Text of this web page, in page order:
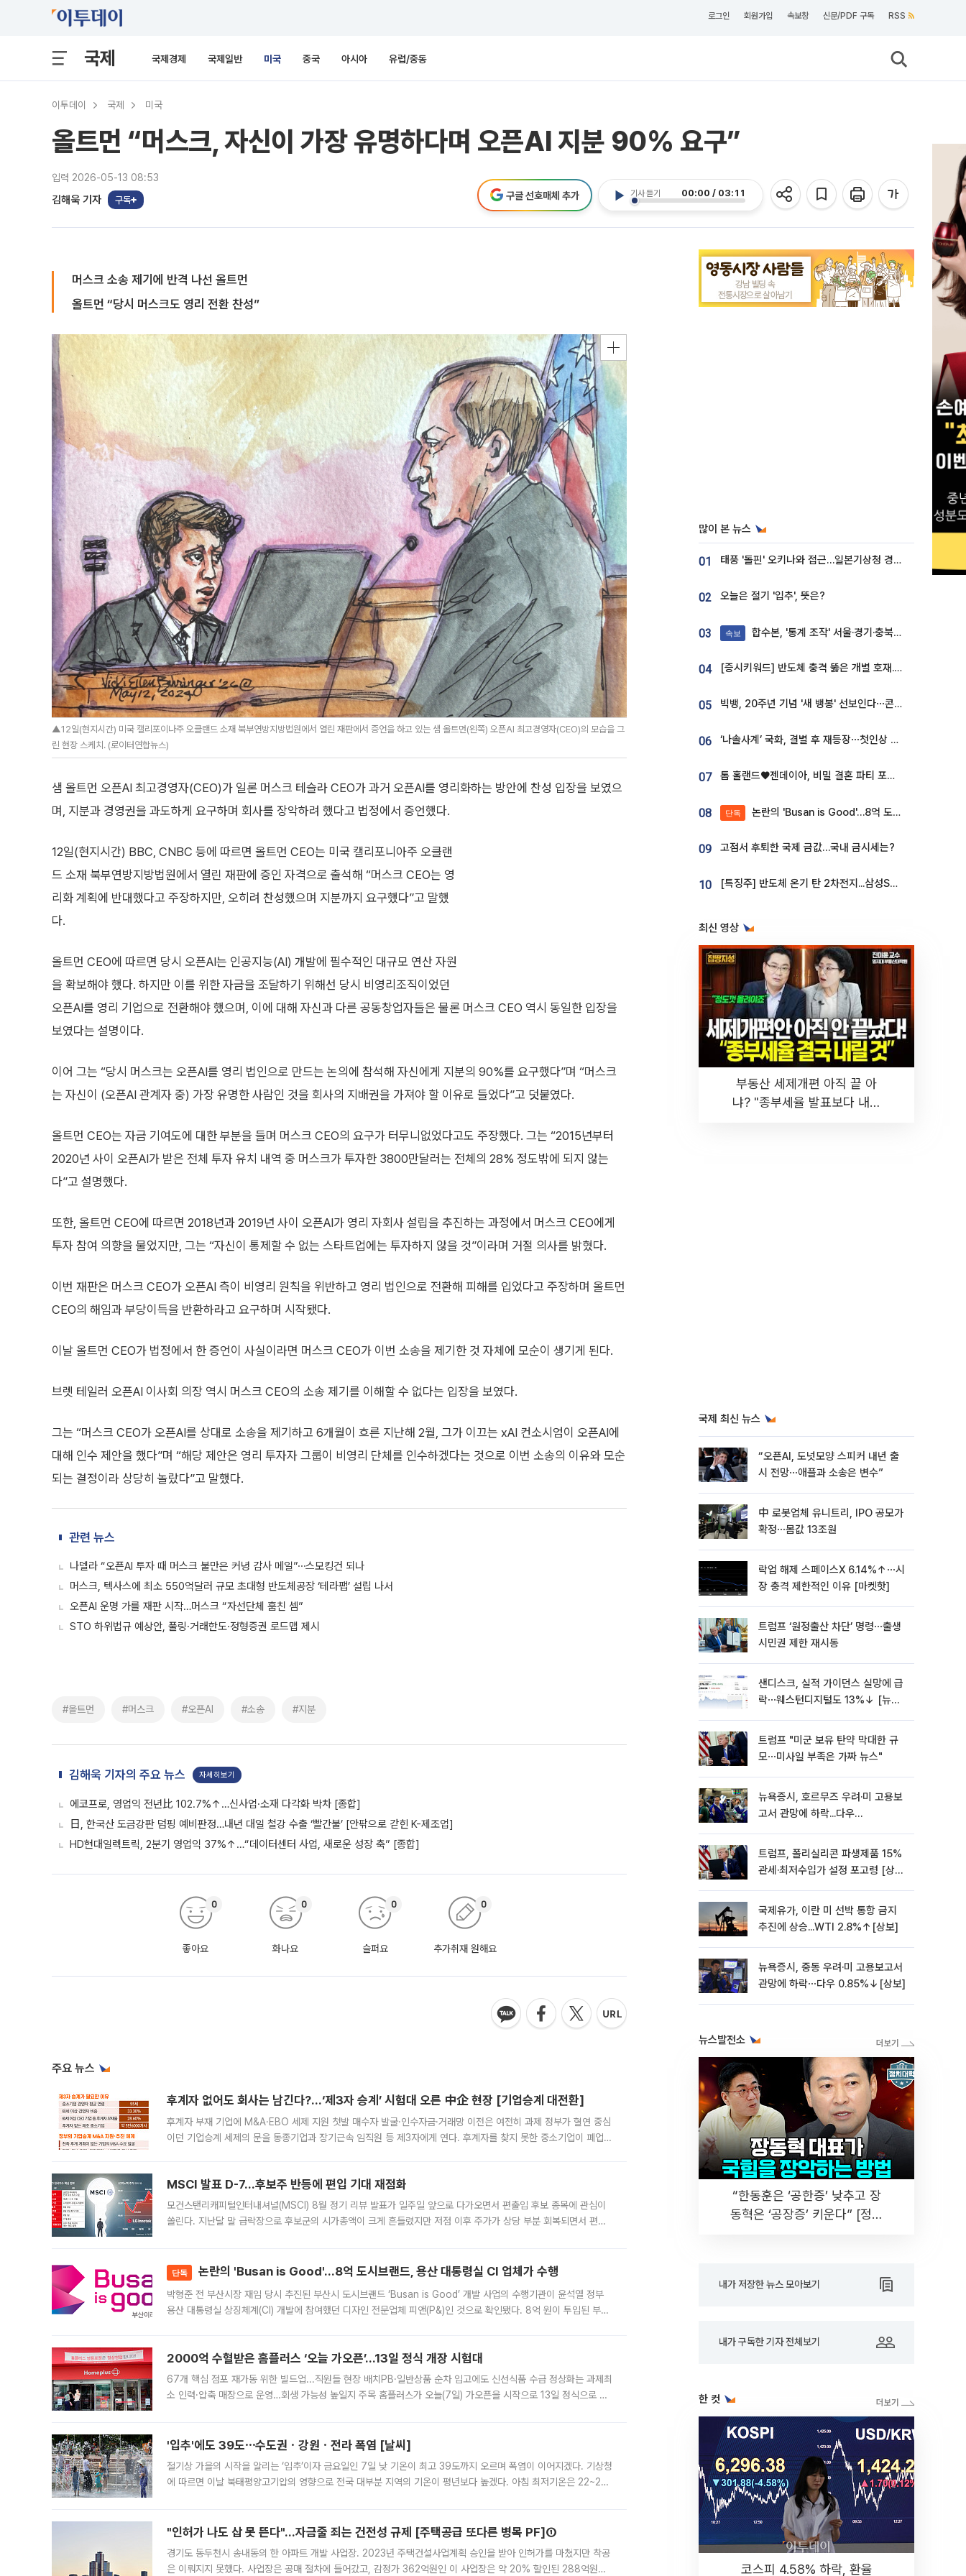
로그인 회원가입 속보창 신문/PDF 구독 RSS
국제 국제경제 국제일반 미국 중국 아시아 유럽/중동
이투데이 국제 미국
올트먼 “머스크, 자신이 가장 유명하다며 오픈AI 지분 90% 요구”
입력 2026-05-13 08:53
김해욱 기자 구독
기사 듣기 00:00 / 03:11
구글 선호매체 추가
머스크 소송 제기에 반격 나선 올트먼
올트먼 “당시 머스크도 영리 전환 찬성”
▲12일(현지시간) 미국 캘리포이나주 오클랜드 소재 북부연방지방법원에서 열린 재판에서 증언을 하고 있는 샘 올트먼(왼쪽) 오픈AI 최고경영자(CEO)의 모습을 그
린 현장 스케치. (로이터연합뉴스)
샘 올트먼 오픈AI 최고경영자(CEO)가 일론 머스크 테슬라 CEO가 과거 오픈AI를 영리화하는 방안에 찬성 입장을 보였으
며, 지분과 경영권을 과도하게 요구하며 회사를 장악하려 했다고 법정에서 증언했다.
12일(현지시간) BBC, CNBC 등에 따르면 올트먼 CEO는 미국 캘리포니아주 오클랜
드 소재 북부연방지방법원에서 열린 재판에 증인 자격으로 출석해 “머스크 CEO는 영
리화 계획에 반대했다고 주장하지만, 오히려 찬성했으며 지분까지 요구했다”고 말했
다.
올트먼 CEO에 따르면 당시 오픈AI는 인공지능(AI) 개발에 필수적인 대규모 연산 자원
을 확보해야 했다. 하지만 이를 위한 자금을 조달하기 위해선 당시 비영리조직이었던
오픈AI를 영리 기업으로 전환해야 했으며, 이에 대해 자신과 다른 공동창업자들은 물론 머스크 CEO 역시 동일한 입장을
보였다는 설명이다.
이어 그는 “당시 머스크는 오픈AI를 영리 법인으로 만드는 논의에 참석해 자신에게 지분의 90%를 요구했다”며 “머스크
는 자신이 (오픈AI 관계자 중) 가장 유명한 사람인 것을 회사의 지배권을 가져야 할 이유로 들었다”고 덧붙였다.
올트먼 CEO는 자금 기여도에 대한 부분을 들며 머스크 CEO의 요구가 터무니없었다고도 주장했다. 그는 “2015년부터
2020년 사이 오픈AI가 받은 전체 투자 유치 내역 중 머스크가 투자한 3800만달러는 전체의 28% 정도밖에 되지 않는
다”고 설명했다.
또한, 올트먼 CEO에 따르면 2018년과 2019년 사이 오픈AI가 영리 자회사 설립을 추진하는 과정에서 머스크 CEO에게
투자 참여 의향을 물었지만, 그는 “자신이 통제할 수 없는 스타트업에는 투자하지 않을 것”이라며 거절 의사를 밝혔다.
이번 재판은 머스크 CEO가 오픈AI 측이 비영리 원칙을 위반하고 영리 법인으로 전환해 피해를 입었다고 주장하며 올트먼
CEO의 해임과 부당이득을 반환하라고 요구하며 시작됐다.
이날 올트먼 CEO가 법정에서 한 증언이 사실이라면 머스크 CEO가 이번 소송을 제기한 것 자체에 모순이 생기게 된다.
브렛 테일러 오픈AI 이사회 의장 역시 머스크 CEO의 소송 제기를 이해할 수 없다는 입장을 보였다.
그는 “머스크 CEO가 오픈AI를 상대로 소송을 제기하고 6개월이 흐른 지난해 2월, 그가 이끄는 xAI 컨소시엄이 오픈AI에
대해 인수 제안을 했다”며 “해당 제안은 영리 투자자 그룹이 비영리 단체를 인수하겠다는 것으로 이번 소송의 이유와 모순
되는 결정이라 상당히 놀랐다”고 말했다.
관련 뉴스
나델라 “오픈AI 투자 때 머스크 불만은 커녕 감사 메일”⋯스모킹건 되나
머스크, 텍사스에 최소 550억달러 규모 초대형 반도체공장 ‘테라팹’ 설립 나서
오픈AI 운명 가를 재판 시작…머스크 “자선단체 훔친 셈”
STO 하위법규 예상안, 풀링·거래한도·정형증권 로드맵 제시
#올트먼 #머스크 #오픈AI #소송 #지분
김해욱 기자의 주요 뉴스 자세히보기
에코프로, 영업익 전년比 102.7%↑…신사업·소재 다각화 박차 [종합]
日, 한국산 도금강판 덤핑 예비판정…내년 대일 철강 수출 ‘빨간불’ [안팎으로 갇힌 K-제조업]
HD현대일렉트릭, 2분기 영업익 37%↑…“데이터센터 사업, 새로운 성장 축” [종합]
좋아요
0
화나요
0
슬퍼요
0
추가취재 원해요
0
주요 뉴스
후계자 없어도 회사는 남긴다?…‘제3자 승계’ 시험대 오른 中企 현장 [기업승계 대전환]
후계자 부재 기업에 M&A·EBO 세제 지원 첫발 매수자 발굴·인수자금·거래망 이전은 여전히 과제 정부가 혈연 중심
이던 기업승계 세제의 문을 동종기업과 장기근속 임직원 등 제3자에게 연다. 후계자를 찾지 못한 중소기업이 폐업
MSCI 발표 D-7…후보주 반등에 편입 기대 재점화
모건스탠리캐피털인터내셔널(MSCI) 8월 정기 리뷰 발표가 일주일 앞으로 다가오면서 편출입 후보 종목에 관심이
쏠린다. 지난달 말 급락장으로 후보군의 시가총액이 크게 흔들렸지만 저점 이후 주가가 상당 부분 회복되면서 편입
단독 논란의 'Busan is Good'…8억 도시브랜드, 용산 대통령실 CI 업체가 수행
박형준 전 부산시장 재임 당시 추진된 부산시 도시브랜드 ‘Busan is Good’ 개발 사업의 수행기관이 윤석열 정부
용산 대통령실 상징체계(CI) 개발에 참여했던 디자인 전문업체 피앤(P&)인 것으로 확인됐다. 8억 원이 투입된 부산
2000억 수혈받은 홈플러스 ‘오늘 가오픈’...13일 정식 개장 시험대
67개 핵심 점포 재가동 위한 빌드업...직원들 현장 배치PB·일반상품 순차 입고에도 신선식품 수급 정상화는 과제최
소 인력·압축 매장으로 운영…회생 가능성 높일지 주목 홈플러스가 오늘(7일) 가오픈을 시작으로 13일 정식으로 재
'입추'에도 39도⋯수도권ㆍ강원ㆍ전라 폭염 [날씨]
절기상 가을의 시작을 알리는 ‘입추’이자 금요일인 7일 낮 기온이 최고 39도까지 오르며 폭염이 이어지겠다. 기상청
에 따르면 이날 북태평양고기압의 영향으로 전국 대부분 지역의 기온이 평년보다 높겠다. 아침 최저기온은 22~27
"인허가 나도 삽 못 뜬다"…자금줄 죄는 건전성 규제 [주택공급 또다른 병목 PF]①
경기도 동두천시 송내동의 한 아파트 개발 사업장. 2023년 주택건설사업계획 승인을 받아 인허가를 마쳤지만 착공
은 이뤄지지 못했다. 사업장은 공매 절차에 들어갔고, 감정가 362억원인 이 사업장은 약 20% 할인된 288억원에
많이 본 뉴스
01 태풍 '돌핀' 오키나와 접근…일본기상청 경로 업데이트
02 오늘은 절기 '입추', 뜻은?
03 속보 합수본, '통계 조작' 서울·경기·충북 선관위 등 추가 압수수색
04 [증시키워드] 반도체 충격 뚫은 개별 호재...포스코퓨처엠·에코프로·한화솔루션 '눈길'
05 빅뱅, 20주년 기념 '새 뱅봉' 선보인다⋯콘서트 앞두고 팝업 개최
06 ‘나솔사계’ 국화, 결별 후 재등장⋯첫인상 투표 휩쓸고 ‘인기녀’ 등극
07 톰 홀랜드♥젠데이아, 비밀 결혼 파티 포착⋯호텔 대관비만 9억
08 단독 논란의 'Busan is Good'…8억 도시브랜드, 용산 대통령실 CI 업체가 수행
09 고점서 후퇴한 국제 금값…국내 금시세는?
10 [특징주] 반도체 온기 탄 2차전지...삼성SDI, 장 초반 7% 넘게 껑충
최신 영상
부동산 세제개편 아직 끝 아
냐? "종부세율 발표보다 내릴
국제 최신 뉴스
“오픈AI, 도넛모양 스피커 내년 출
시 전망⋯애플과 소송은 변수”
中 로봇업체 유니트리, IPO 공모가
확정⋯몸값 13조원
락업 해제 스페이스X 6.14%↑⋯시
장 충격 제한적인 이유 [마켓핫]
트럼프 ‘원정출산 차단’ 명령⋯출생
시민권 제한 재시동
샌디스크, 실적 가이던스 실망에 급
락⋯웨스턴디지털도 13%↓ [뉴욕
트럼프 "미군 보유 탄약 막대한 규
모⋯미사일 부족은 가짜 뉴스"
뉴욕증시, 호르무즈 우려·미 고용보
고서 관망에 하락...다우
트럼프, 폴리실리콘 파생제품 15%
관세·최저수입가 설정 포고령 [상
국제유가, 이란 미 선박 통항 금지
추진에 상승...WTI 2.8%↑[상보]
뉴욕증시, 중동 우려·미 고용보고서
관망에 하락⋯다우 0.85%↓[상보]
뉴스발전소
“한동훈은 ‘공한증’ 낮추고 장
동혁은 ‘공장증’ 키운다” [정치
내가 저장한 뉴스 모아보기
내가 구독한 기자 전체보기
한 컷
코스피 4.58% 하락, 환율